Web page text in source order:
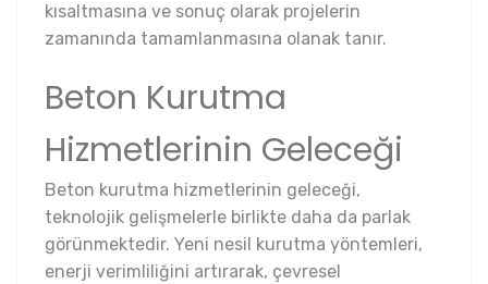
kısaltmasına ve sonuç olarak projelerin
zamanında tamamlanmasına olanak tanır.
Beton Kurutma
Hizmetlerinin Geleceği
Beton kurutma hizmetlerinin geleceği,
teknolojik gelişmelerle birlikte daha da parlak
görünmektedir. Yeni nesil kurutma yöntemleri,
enerji verimliliğini artırarak, çevresel